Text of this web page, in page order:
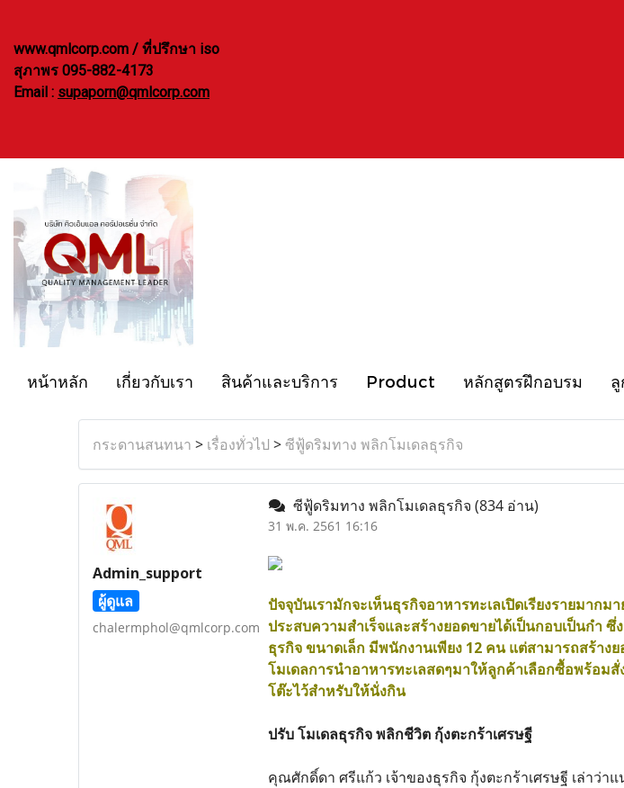
www.qmlcorp.com / ที่ปรึกษา iso
สุภาพร 095-882-4173
Email : supaporn@qmlcorp.com
หน้าหลัก เกี่ยวกับเรา สินค้าและบริการ Product หลักสูตรฝึกอบรม ลู
กระดานสนทนา > เรื่องทั่วไป >ซีฟู้ดริมทาง พลิกโมเดลธุรกิจ
Admin_support
ผู้ดูแล
chalermphol@qmlcorp.com
ซีฟู้ดริมทาง พลิกโมเดลธุรกิจ (834 อ่าน)
31 พ.ค. 2561 16:16
ปัจจุบันเรามักจะเห็นธุรกิจอาหารทะเลเปิดเรียงรายมา
ประสบความสำเร็จและสร้างยอดขายได้เป็นกอบเป็นกำ
ธุรกิจ ขนาดเล็ก มีพนักงานเพียง 12 คน แต่สามารถสร้าง
โมเดลการนำอาหารทะเลสดๆมาให้ลูกค้าเลือกซื้อพร้อม
โต๊ะไว้สำหรับให้นั่งกิน
ปรับ โมเดลธุรกิจ พลิกชีวิต กุ้งตะกร้าเศรษฐี
คุณศักดิ์ดา ศรีแก้ว เจ้าของธุรกิจ กุ้งตะกร้าเศรษฐี เล่าว่